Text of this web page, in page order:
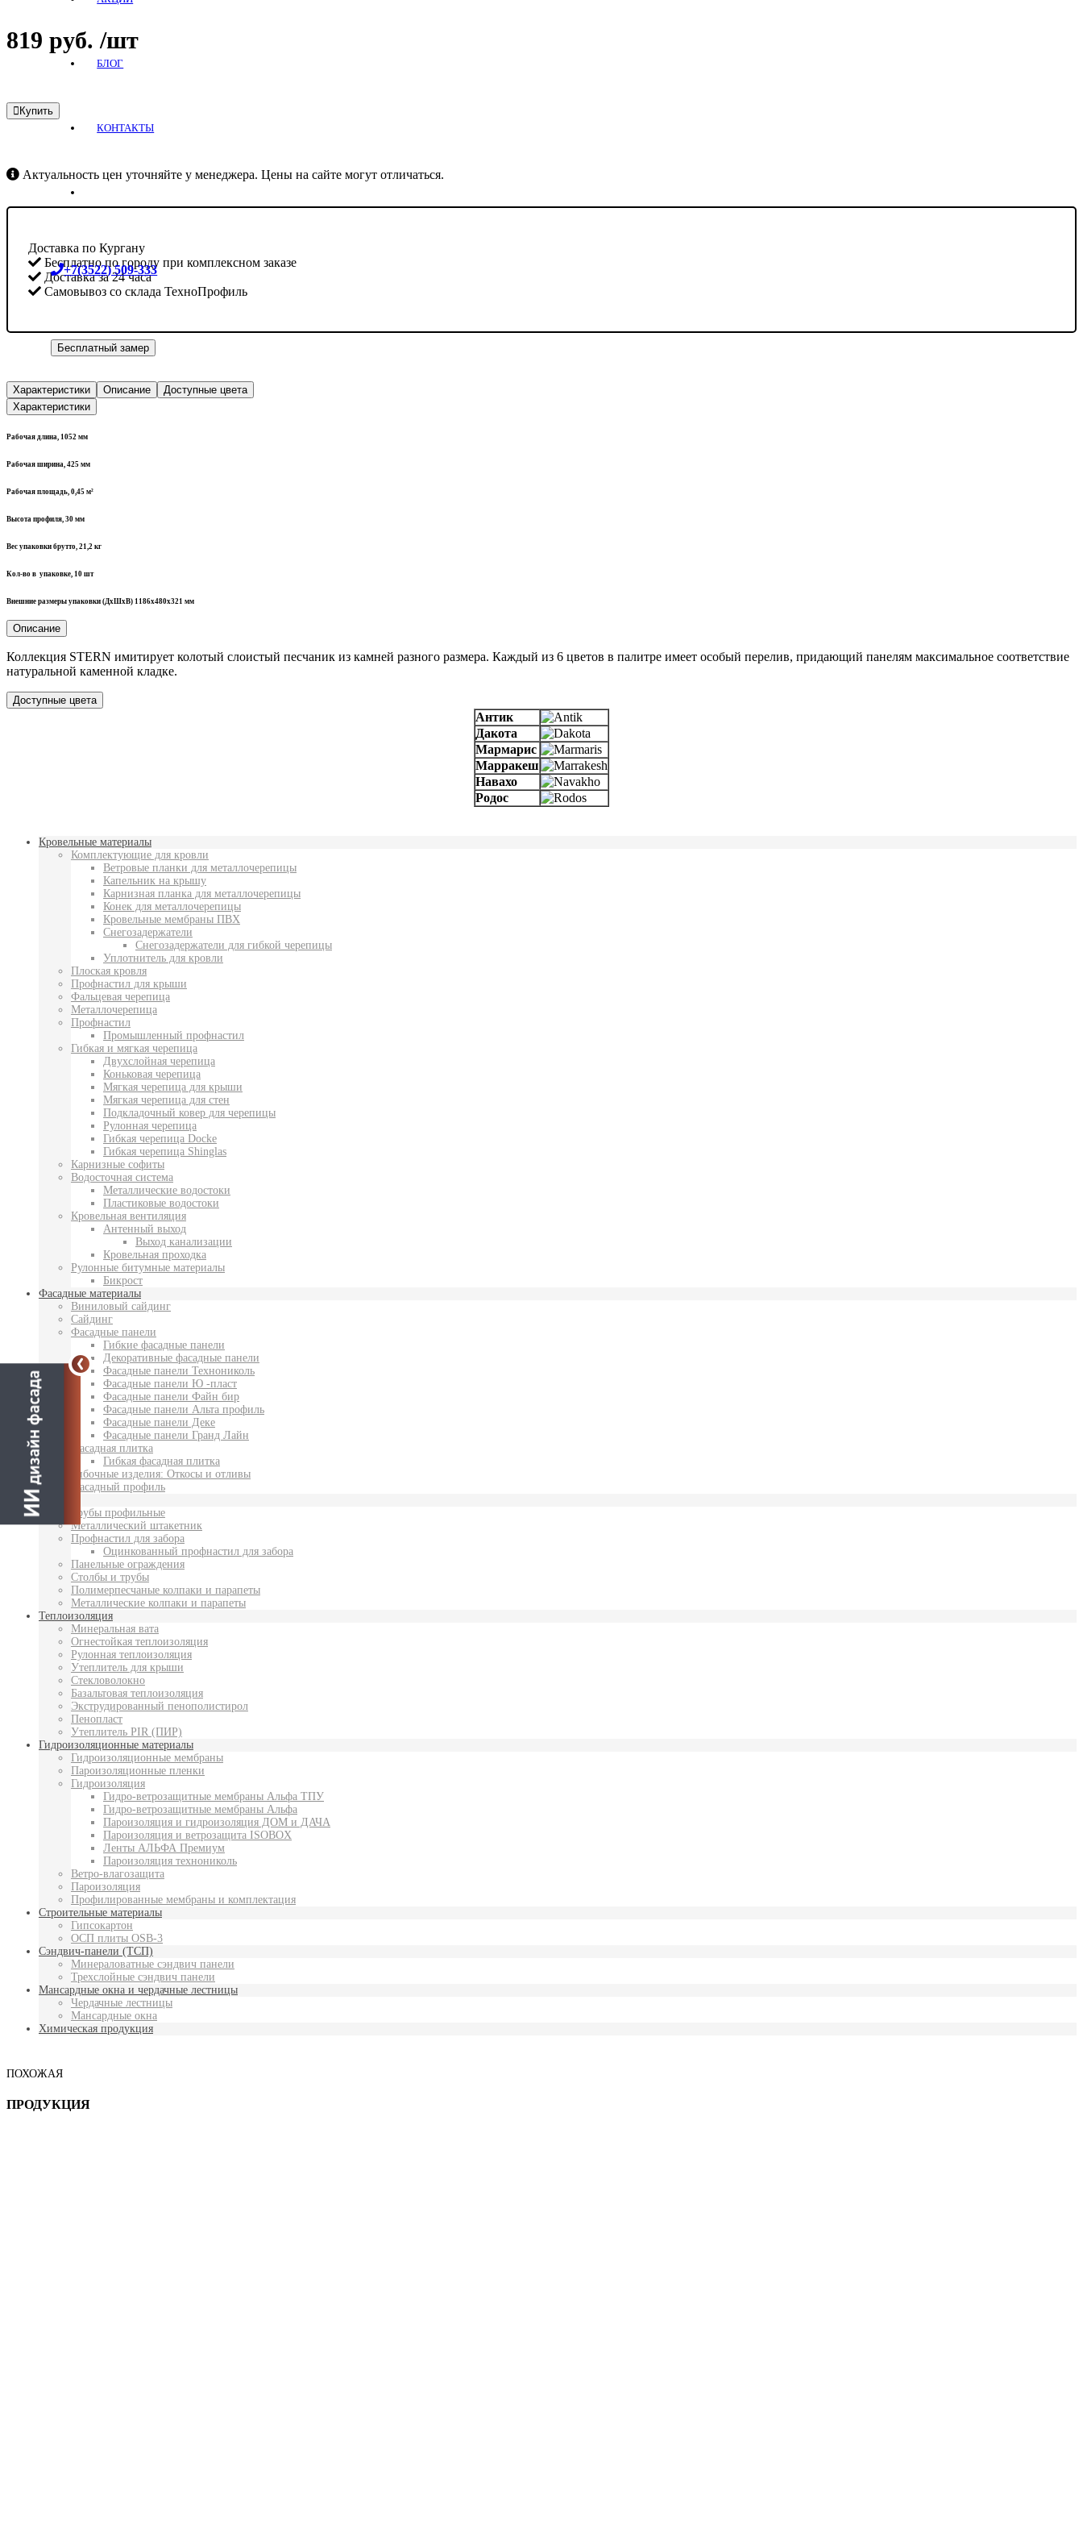
БЛОГ
КОНТАКТЫ
+7(3522) 509-333
Бесплатный замер
819 руб. /шт
Купить
Актуальность цен уточняйте у менеджера. Цены на сайте могут отличаться.
Доставка по Кургану
Бесплатно по городу при комплексном заказе
Доставка за 24 часа
Самовывоз со склада ТехноПрофиль
Характеристики Описание
Доступные цвета
Характеристики
Рабочая длина, 1052 мм
Рабочая ширина, 425 мм
Рабочая площадь, 0,45 м²
Высота профиля, 30 мм
Вес упаковки брутто, 21,2 кг
Кол-во в упаковке, 10 шт
Внешние размеры упаковки (ДхШхВ) 1186х480х321 мм
Описание
Коллекция STERN имитирует колотый слоистый песчаник из камней разного размера. Каждый из 6 цветов в палитре имеет особый перелив, придающий панелям максимальное соответствие
натуральной каменной кладке.
Доступные цвета
Антик
Дакота
Мармарис
Марракеш
Навахо
Родос
Кровельные материалы
Комплектующие для кровли
Ветровые планки для металлочерепицы
Капельник на крышу
Карнизная планка для металлочерепицы
Конек для металлочерепицы
Кровельные мембраны ПВХ
Снегозадержатели
Снегозадержатели для гибкой черепицы
Уплотнитель для кровли
Плоская кровля
Профнастил для крыши
Фальцевая черепица
Металлочерепица
Профнастил
Промышленный профнастил
Гибкая и мягкая черепица
Двухслойная черепица
Коньковая черепица
Мягкая черепица для крыши
Мягкая черепица для стен
Подкладочный ковер для черепицы
Рулонная черепица
Гибкая черепица Docke
Гибкая черепица Shinglas
Карнизные софиты
Водосточная система
Металлические водостоки
Пластиковые водостоки
Кровельная вентиляция
Антенный выход
Выход канализации
Кровельная проходка
Рулонные битумные материалы
Бикрост
Фасадные материалы
Виниловый сайдинг
Сайдинг
Фасадные панели
Гибкие фасадные панели
Декоративные фасадные панели
Фасадные панели Технониколь
Фасадные панели Ю -пласт
Фасадные панели Файн бир
Фасадные панели Альта профиль
Фасадные панели Деке
Фасадные панели Гранд Лайн
Фасадная плитка
Гибкая фасадная плитка
Гибочные изделия: Откосы и отливы
Фасадный профиль
Забор
Трубы профильные
Металлический штакетник
Профнастил для забора
Оцинкованный профнастил для забора
Панельные ограждения
Столбы и трубы
Полимерпесчаные колпаки и парапеты
Металлические колпаки и парапеты
Теплоизоляция
Минеральная вата
Огнестойкая теплоизоляция
Рулонная теплоизоляция
Утеплитель для крыши
Стекловолокно
Базальтовая теплоизоляция
Экструдированный пенополистирол
Пенопласт
Утеплитель PIR (ПИР)
Гидроизоляционные материалы
Гидроизоляционные мембраны
Пароизоляционные пленки
Гидроизоляция
Гидро-ветрозащитные мембраны Альфа ТПУ
Гидро-ветрозащитные мембраны Альфа
Пароизоляция и гидроизоляция ДОМ и ДАЧА
Пароизоляция и ветрозащита ISOBOX
Ленты АЛЬФА Премиум
Пароизоляция технониколь
Ветро-влагозащита
Пароизоляция
Профилированные мембраны и комплектация
Строительные материалы
Гипсокартон
ОСП плиты OSB-3
Сэндвич-панели (ТСП)
Минераловатные сэндвич панели
Трехслойные сэндвич панели
Мансардные окна и чердачные лестницы
Чердачные лестницы
Мансардные окна
Химическая продукция
ПОХОЖАЯ
ПРОДУКЦИЯ